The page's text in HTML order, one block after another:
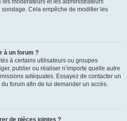
modérateurs et les administrateurs
Cela empêche de modifier les
à un forum ?
à certains utilisateurs ou groupes
publier ou réaliser n’importe quelle autre
adéquates. Essayez de contacter un
forum afin de lui demander un accès.
de pièces jointes ?